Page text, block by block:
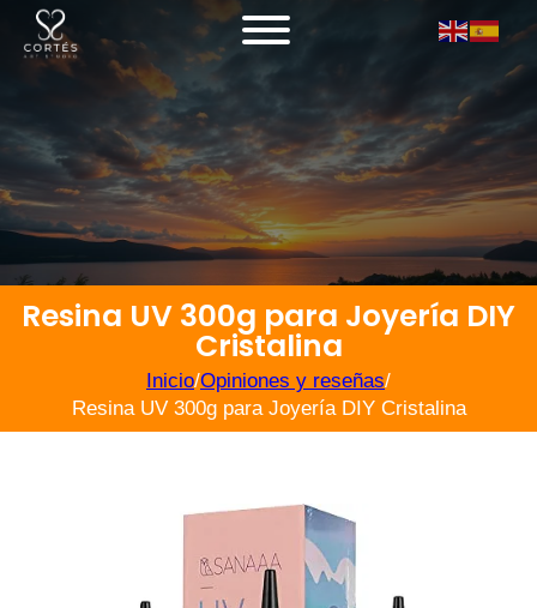
Resina UV 300g para Joyería DIY
Cristalina
Inicio/Opiniones y reseñas/
Resina UV 300g para Joyería DIY Cristalina